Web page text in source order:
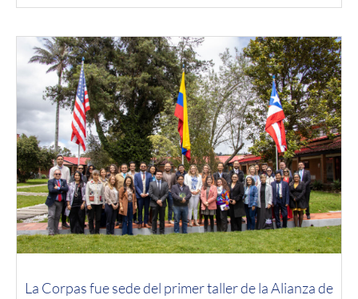
La Corpas fue sede del primer taller de la Alianza de